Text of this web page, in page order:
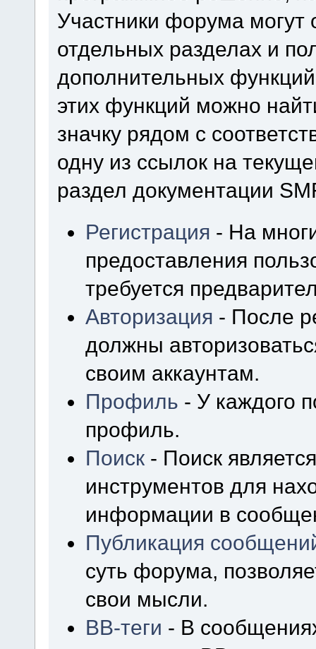
Участники форума
отдельных разделах и
дополнительных
этих функций можно
значку рядом с
одну из ссылок на
раздел документации
Регистрация - На
предоставления
требуется
Авторизация - После
должны
своим аккаунтам.
Профиль - У каждого
профиль.
Поиск - Поиск
инструментов для
информации в
Публикация
суть форума,
свои мысли.
BB-теги - В